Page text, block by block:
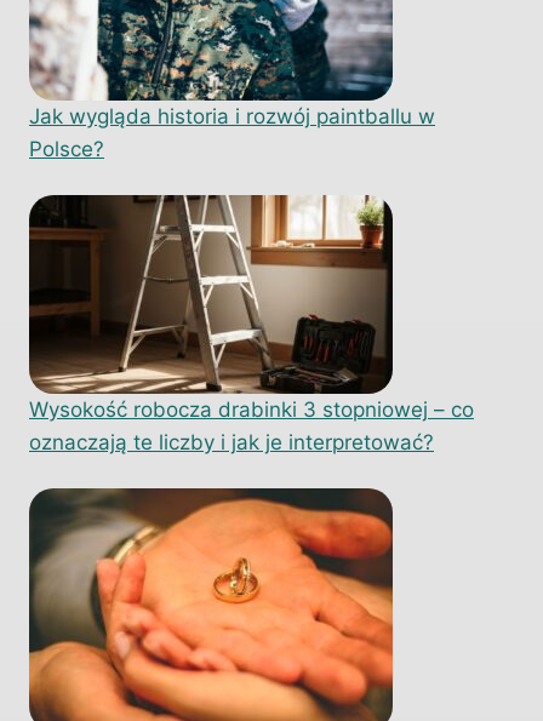
Jak wygląda historia i rozwój paintballu w
Polsce?
Wysokość robocza drabinki 3 stopniowej – co
oznaczają te liczby i jak je interpretować?